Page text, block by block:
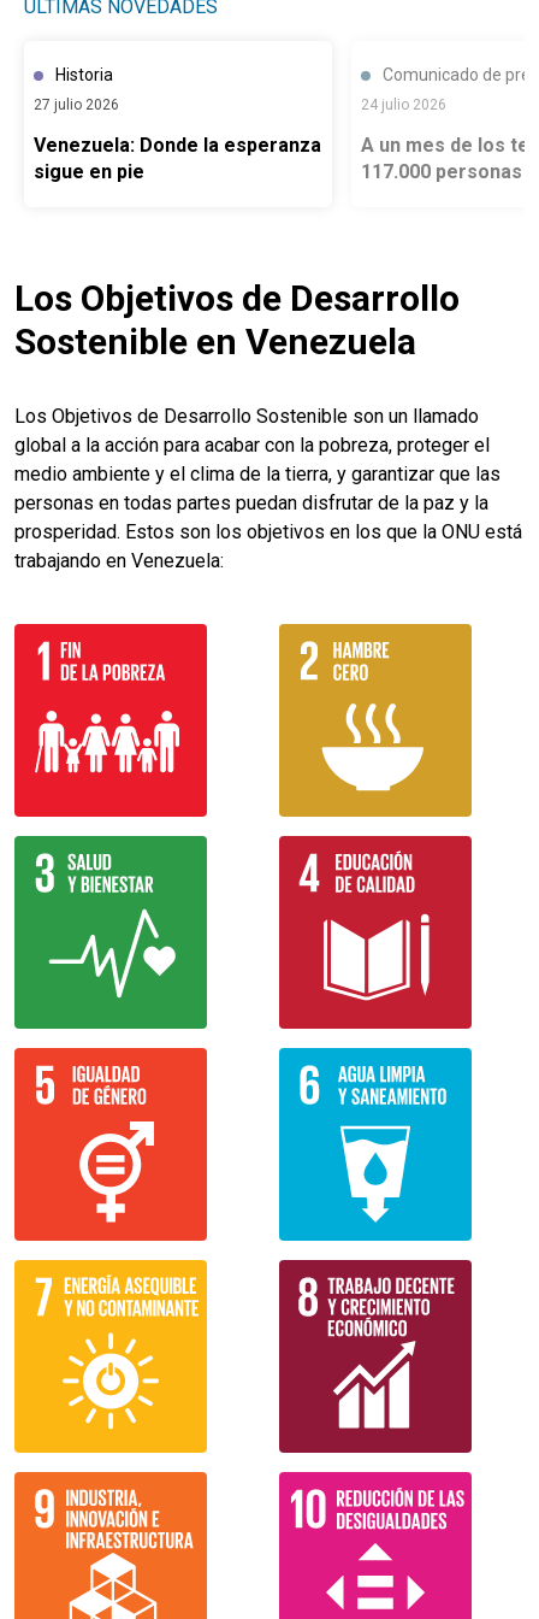
ÚLTIMAS NOVEDADES
Historia
27 julio 2026
Venezuela: Donde la esperanza
sigue en pie
Comunicado de
24 julio 2026
A un mes de los
117.000 personas
Los Objetivos de Desarrollo
Sostenible en Venezuela
Los Objetivos de Desarrollo Sostenible son un llamado
global a la acción para acabar con la pobreza, proteger el
medio ambiente y el clima de la tierra, y garantizar que las
personas en todas partes puedan disfrutar de la paz y la
prosperidad. Estos son los objetivos en los que la ONU está
trabajando en Venezuela: